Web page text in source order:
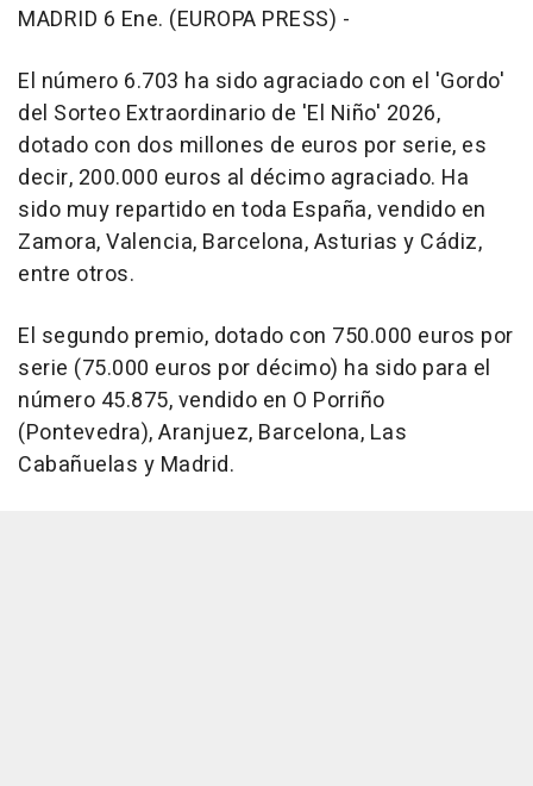
MADRID 6 Ene. (EUROPA PRESS) -
El número 6.703 ha sido agraciado con el 'Gordo'
del Sorteo Extraordinario de 'El Niño' 2026,
dotado con dos millones de euros por serie, es
decir, 200.000 euros al décimo agraciado. Ha
sido muy repartido en toda España, vendido en
Zamora, Valencia, Barcelona, Asturias y Cádiz,
entre otros.
El segundo premio, dotado con 750.000 euros por
serie (75.000 euros por décimo) ha sido para el
número 45.875, vendido en O Porriño
(Pontevedra), Aranjuez, Barcelona, Las
Cabañuelas y Madrid.